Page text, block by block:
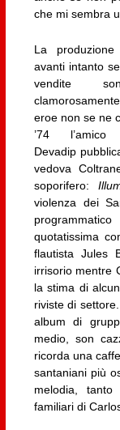
che mi sembra
La
avanti intanto
vendite
eroe non se ne
’74 l’amico
Devadip
vedova
soporifero:
violenza dei
quotatissima
flautista Jules
irrisorio mentre
la stima di
riviste di
album di
medio, son
ricorda una
santaniani più
melodia,
familiari di